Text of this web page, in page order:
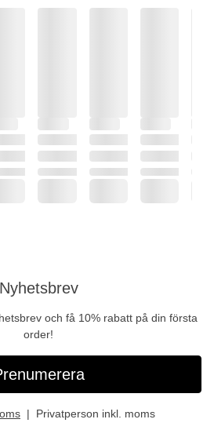
Nyhetsbrev
och få 10% rabatt på din första
order!
Privatperson inkl. moms